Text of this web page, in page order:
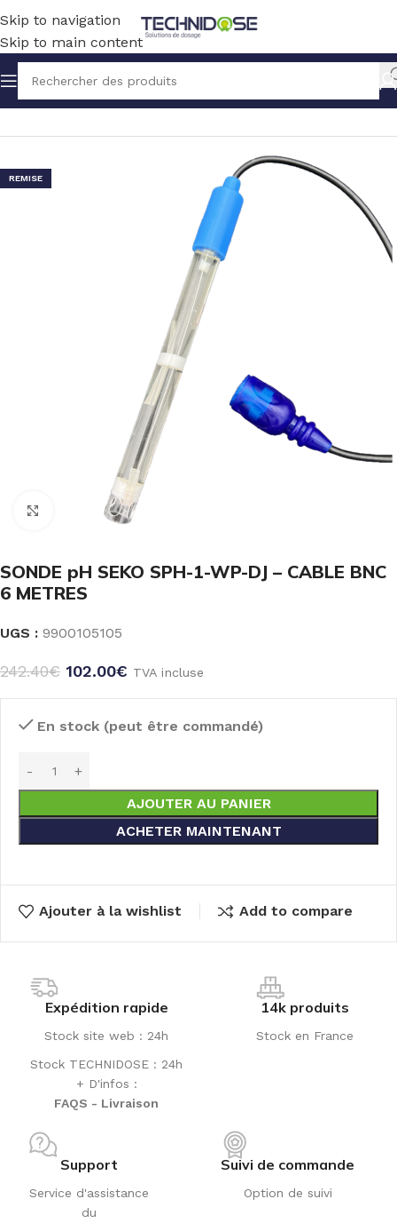
Skip to navigation
Skip to main content
Accueil TRAITEMENT EAU MESURE SONDES PH
REMISE
Click to enlarge
SONDE pH SEKO SPH-1-WP-DJ – CABLE BNC
6 METRES
UGS : 9900105105
242.40€ 102.00€ TVA incluse
En stock (peut être commandé)
AJOUTER AU PANIER
ACHETER MAINTENANT
Ajouter à la wishlist Add to compare
Expédition rapide
Stock site web : 24h
Stock TECHNIDOSE : 24h
+ D'infos :
FAQS - Livraison
14k produits
Stock en France
Support
Service d'assistance
du
Suivi de commande
Option de suivi